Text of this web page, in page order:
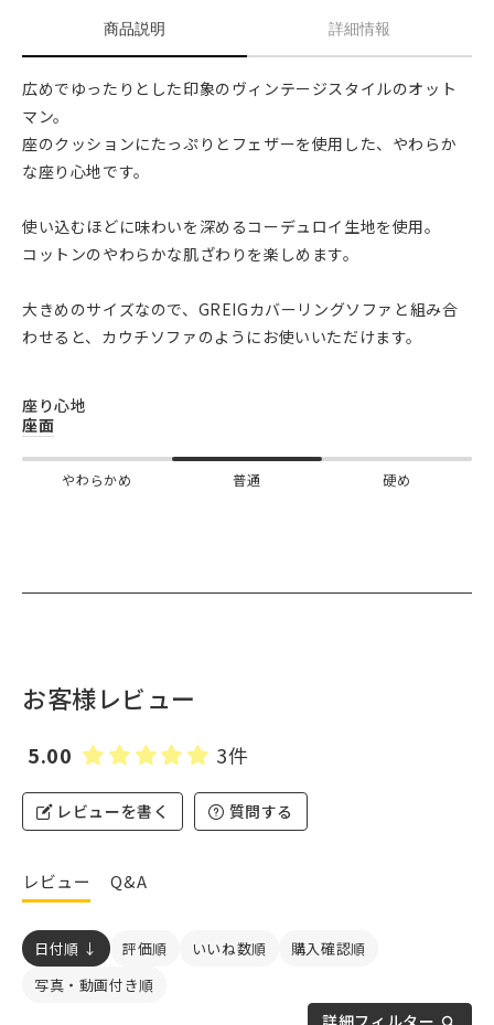
商品説明 詳細情報
広めでゆったりとした印象のヴィンテージスタイルのオット
マン。
座のクッションにたっぷりとフェザーを使用した、やわらか
な座り心地です。
使い込むほどに味わいを深めるコーデュロイ生地を使用。
コットンのやわらかな肌ざわりを楽しめます。
大きめのサイズなので、GREIGカバーリングソファと組み合
わせると、カウチソファのようにお使いいただけます。
座り心地
座面
やわらかめ 普通 硬め
お客様レビュー
5.00 3件
レビューを書く 質問する
レビュー Q&A
詳細フィルター
日付順 ↓ 評価順 いいね数順
購入確認順
写真・動画付き順